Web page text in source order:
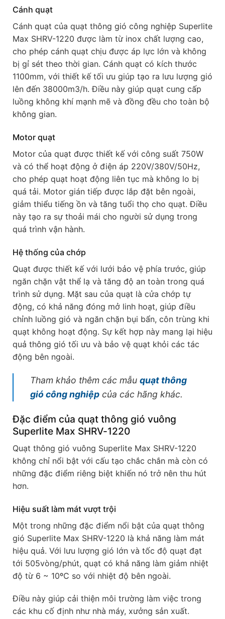
Cánh quạt
Cánh quạt của quạt thông gió công nghiệp Superlite
Max SHRV-1220 được làm từ inox chất lượng cao,
cho phép cánh quạt chịu được áp lực lớn và không
bị gỉ sét theo thời gian. Cánh quạt có kích thước
1100mm, với thiết kế tối ưu giúp tạo ra lưu lượng gió
lên đến 38000m3/h. Điều này giúp quạt cung cấp
luồng không khí mạnh mẽ và đồng đều cho toàn bộ
không gian.
Motor quạt
Motor của quạt được thiết kế với công suất 750W
và có thể hoạt động ở điện áp 220V/380V/50Hz,
cho phép quạt hoạt động liên tục mà không lo bị
quá tải. Motor gián tiếp được lắp đặt bên ngoài,
giảm thiểu tiếng ồn và tăng tuổi thọ cho quạt. Điều
này tạo ra sự thoải mái cho người sử dụng trong
quá trình vận hành.
Hệ thống của chớp
Quạt được thiết kế với lưới bảo vệ phía trước, giúp
ngăn chặn vật thể lạ và tăng độ an toàn trong quá
trình sử dụng. Mặt sau của quạt là cửa chớp tự
động, có khả năng đóng mở linh hoạt, giúp điều
chỉnh luồng gió và ngăn chặn bụi bẩn, côn trùng khi
quạt không hoạt động. Sự kết hợp này mang lại hiệu
quả thông gió tối ưu và bảo vệ quạt khỏi các tác
động bên ngoài.
Tham khảo thêm các mẫu quạt thông
gió công nghiệp của các hãng khác.
Đặc điểm của quạt thông gió vuông
Superlite Max SHRV-1220
Quạt thông gió vuông Superlite Max SHRV-1220
không chỉ nổi bật với cấu tạo chắc chắn mà còn có
những đặc điểm riêng biệt khiến nó trở nên thu hút
hơn.
Hiệu suất làm mát vượt trội
Một trong những đặc điểm nổi bật của quạt thông
gió Superlite Max SHRV-1220 là khả năng làm mát
hiệu quả. Với lưu lượng gió lớn và tốc độ quạt đạt
tới 505vòng/phút, quạt có khả năng làm giảm nhiệt
độ từ 6 ~ 10ºC so với nhiệt độ bên ngoài.
Điều này giúp cải thiện môi trường làm việc trong
các khu cố định như nhà máy, xưởng sản xuất.